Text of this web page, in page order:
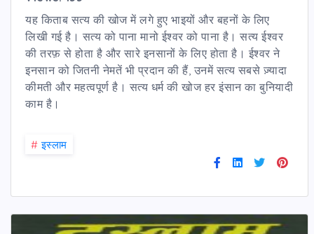
यह किताब सत्य की खोज में लगे हुए भाइयों और बहनों के लिए
लिखी गई है। सत्य को पाना मानो ईश्वर को पाना है। सत्य ईश्वर
की तरफ़ से होता है और सारे इनसानों के लिए होता है। ईश्वर ने
इनसान को जितनी नेमतें भी प्रदान की हैं, उनमें सत्य सबसे ज़्यादा
कीमती और महत्वपूर्ण है। सत्य धर्म की खोज हर इंसान का बुनियादी
काम है।
# इस्लाम